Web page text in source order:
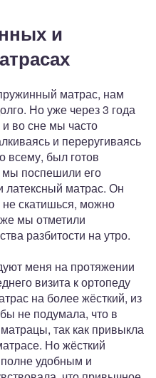
и
матрас, нам
Но уже через 3 года
во сне мы часто
и переругиваясь
всему, был готов
мы поспешили его
латексный матрас. Он
скатишься, можно
мы отметили
разбитости на утро.
меня на протяжении
визита к ортопеду
на более жёсткий, из
не подумала, что в
так как привыкла
Но жёсткий
удобным и